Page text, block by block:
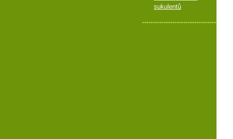
sukulentů